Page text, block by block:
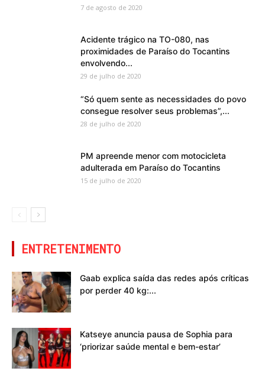
7 de agosto de 2020
Acidente trágico na TO-080, nas
proximidades de Paraíso do Tocantins
envolvendo...
29 de julho de 2020
“Só quem sente as necessidades do povo
consegue resolver seus problemas”,...
28 de julho de 2020
PM apreende menor com motocicleta
adulterada em Paraíso do Tocantins
15 de julho de 2020
ENTRETENIMENTO
Gaab explica saída das redes após críticas
por perder 40 kg:...
Katseye anuncia pausa de Sophia para
‘priorizar saúde mental e bem-estar’